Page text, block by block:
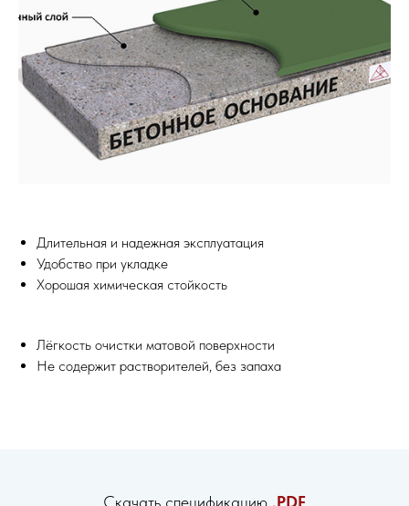
Длительная и надежная эксплуатация
Удобство при укладке
Хорошая химическая стойкость
Лёгкость очистки матовой поверхности
Не содержит растворителей, без запаха
Скачать спецификацию .PDF